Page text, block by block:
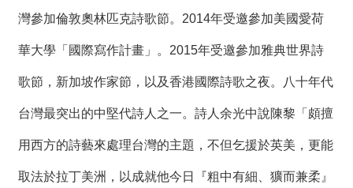
灣參加倫敦奧林匹克詩歌節。2014年受邀參加美國愛荷
華大學「國際寫作計畫」。2015年受邀參加雅典世界詩
歌節，新加坡作家節，以及香港國際詩歌之夜。八十年代
台灣最突出的中堅代詩人之一。詩人余光中說陳黎「頗擅
用西方的詩藝來處理台灣的主題，不但乞援於英美，更能
取法於拉丁美洲，以成就他今日『粗中有細、獷而兼柔』